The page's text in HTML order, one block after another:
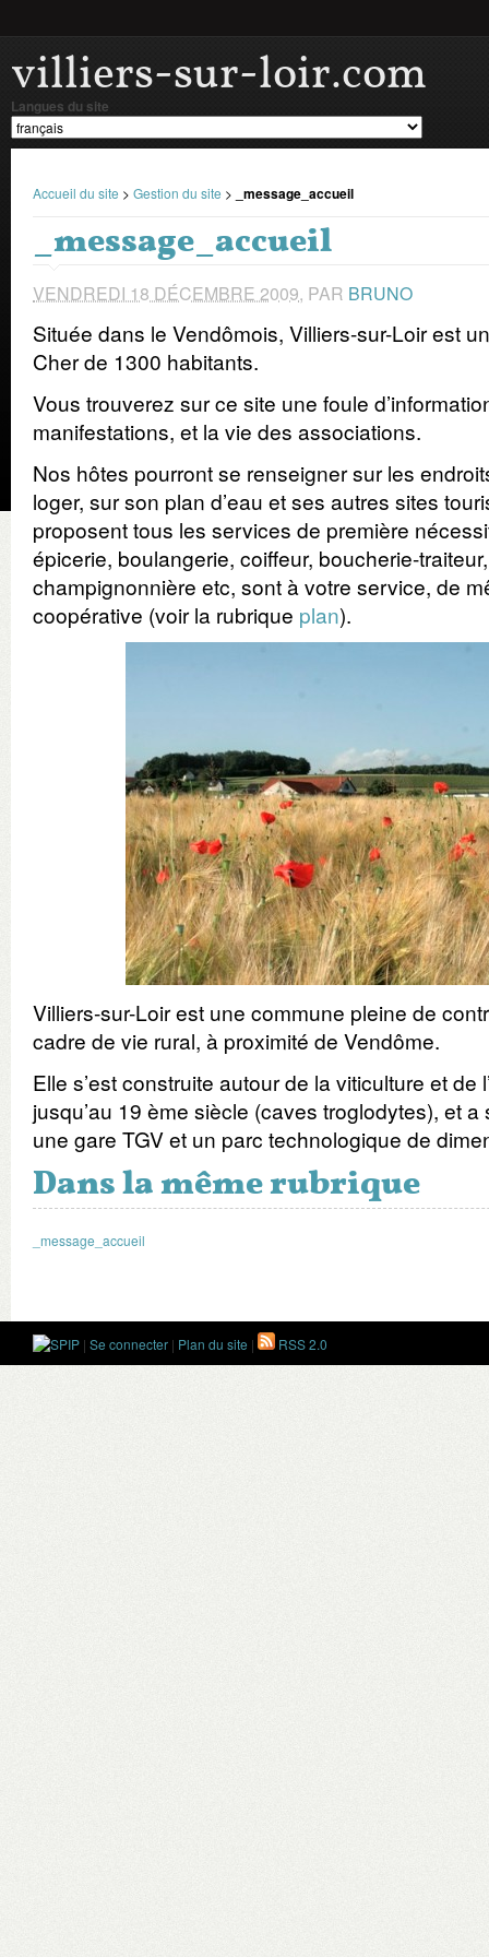
villiers-sur-loir.com
Langues du site
Accueil du site > Gestion du site > _message_accueil
_message_accueil
VENDREDI 18 DÉCEMBRE 2009, PAR BRUNO
Située dans le Vendômois, Villiers-sur-Loir est
Cher de 1300 habitants.
Vous trouverez sur ce site une foule
manifestations, et la vie des associations.
Nos hôtes pourront se renseigner sur les
loger, sur son plan d’eau et ses autres sites
proposent tous les services de première
épicerie, boulangerie, coiffeur, boucherie-
champignonnière etc, sont à votre service, de
coopérative (voir la rubrique plan).
Villiers-sur-Loir est une commune pleine de
cadre de vie rural, à proximité de Vendôme.
Elle s’est construite autour de la viticulture et de
jusqu’au 19 ème siècle (caves troglodytes), et
une gare TGV et un parc technologique de
Dans la même rubrique
_message_accueil
| Se connecter | Plan du site | RSS 2.0